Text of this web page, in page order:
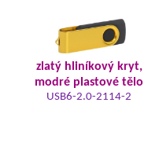
zlatý hliníkový kryt,
modré plastové tělo
USB6-2.0-2114-2